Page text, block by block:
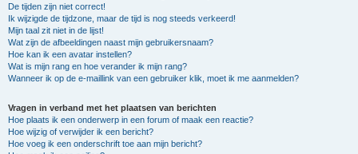
De tijden zijn niet correct!
Ik wijzigde de tijdzone, maar de tijd is nog steeds verkeerd!
Mijn taal zit niet in de lijst!
Wat zijn de afbeeldingen naast mijn gebruikersnaam?
Hoe kan ik een avatar instellen?
Wat is mijn rang en hoe verander ik mijn rang?
Wanneer ik op de e-maillink van een gebruiker klik, moet ik me aanmelden?
Vragen in verband met het plaatsen van berichten
Hoe plaats ik een onderwerp in een forum of maak een reactie?
Hoe wijzig of verwijder ik een bericht?
Hoe voeg ik een onderschrift toe aan mijn bericht?